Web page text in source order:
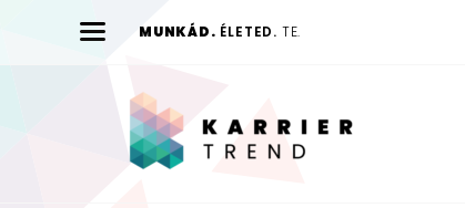
MUNKÁD. ÉLETED. TE.